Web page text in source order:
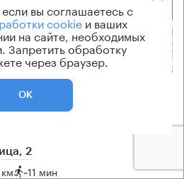
Еще 2 фото
2
~11 мин
вы соглашаетесь с
cookieи ваших
на сайте, необходимых
Запретить обработку
через браузер.
ОК